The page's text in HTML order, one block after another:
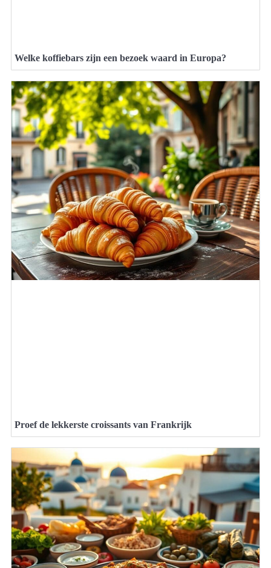
Welke koffiebars zijn een bezoek waard in Europa?
Proef de lekkerste croissants van Frankrijk